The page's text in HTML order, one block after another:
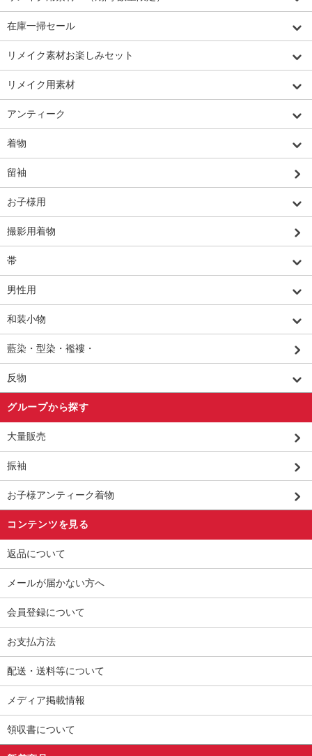
在庫一掃セール
リメイク素材お楽しみセット
リメイク用素材
アンティーク
着物
留袖
お子様用
撮影用着物
帯
男性用
和装小物
藍染・型染・襤褸・
反物
グループから探す
大量販売
振袖
お子様アンティーク着物
コンテンツを見る
返品について
メールが届かない方へ
会員登録について
お支払方法
配送・送料等について
メディア掲載情報
領収書について